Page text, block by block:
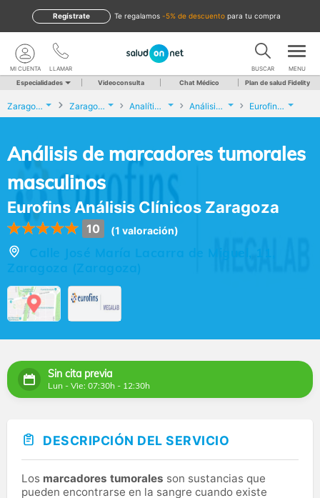
te regalamos -5% de descuento para tu compra
Regístrate
LLAMAR
MI CUENTA BUSCAR MENU
Especialidades Videoconsulta Chat Médico Plan de salud Fidelity
Zaragoza Zaragoza Analíticas y Genética Análisis de marcadores tumorales masculinos Eurofins Análisis Clínicos Zaragoza
Análisis de marcadores tumorales
masculinos
Eurofins Análisis Clínicos Zaragoza
10 (1 valoración)
Calle José María Lacarra de Miguel, 11,
Zaragoza (Zaragoza)
Sin cita previa
Lun - Vie: 07:30h - 12:30h
DESCRIPCIÓN DEL SERVICIO
Los marcadores tumorales son sustancias que
pueden encontrarse en la sangre cuando existe